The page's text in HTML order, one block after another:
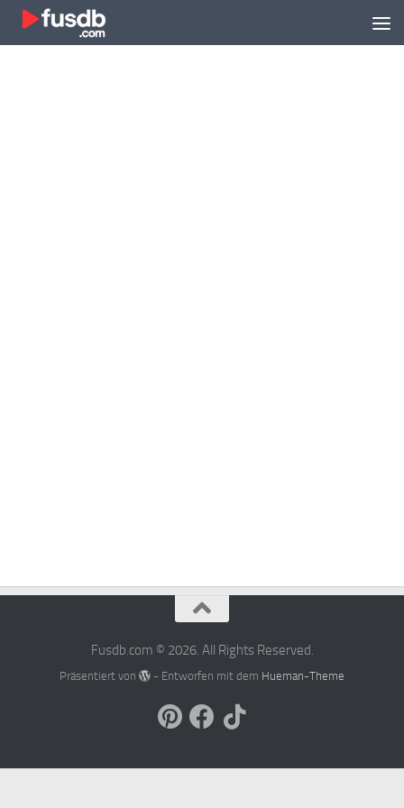
Zum Inhalt springen
Fusdb.com © 2026. All Rights Reserved.
Präsentiert von - Entworfen mit dem Hueman-Theme